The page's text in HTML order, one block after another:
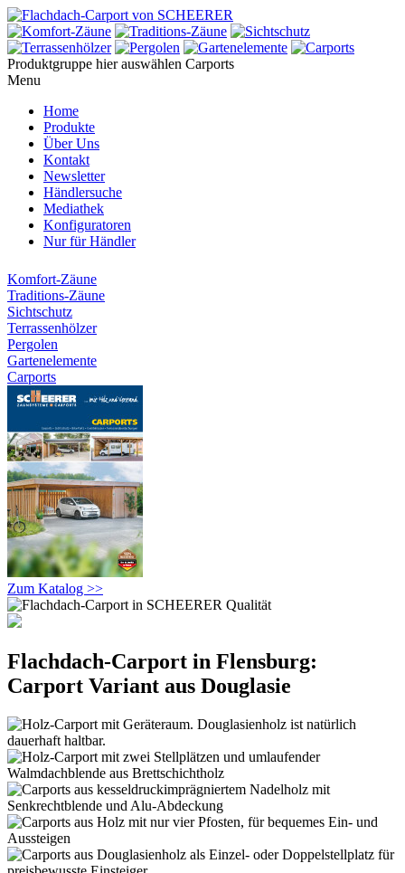
Produktgruppe hier auswählen Carports
Menu
Home
Produkte
Über Uns
Kontakt
Newsletter
Händlersuche
Mediathek
Konfiguratoren
Nur für Händler
Komfort-Zäune
Traditions-Zäune
Sichtschutz
Terrassenhölzer
Pergolen
Gartenelemente
Carports
Zum Katalog >>
Flachdach-Carport in Flensburg:
Carport Variant aus Douglasie